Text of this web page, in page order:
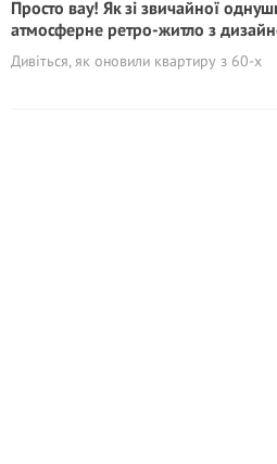
Просто вау! Як зі звичайної
атмосферне ретро-житло з
Дивіться, як оновили квартиру з 60-х